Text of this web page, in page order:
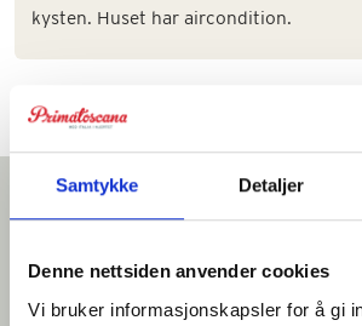
Samtykke Detaljer
Denne nettsiden anvender cookies
Vi bruker informasjonskapsler for å gi
kysten. Huset har aircondition.
Vi tror du vil like dette